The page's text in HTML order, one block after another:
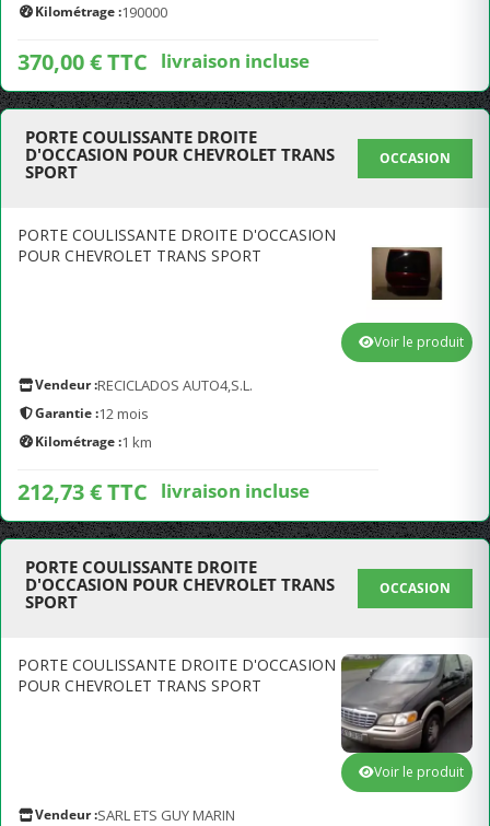
Kilométrage :190000
370,00 € TTC livraison incluse
PORTE COULISSANTE DROITE
D'OCCASION POUR CHEVROLET TRANS
SPORT
OCCASION
PORTE COULISSANTE DROITE D'OCCASION
POUR CHEVROLET TRANS SPORT
Vendeur :RECICLADOS AUTO4,S.L.
Garantie :12 mois
Kilométrage :1 km
212,73 € TTC livraison incluse
Voir le produit
PORTE COULISSANTE DROITE
D'OCCASION POUR CHEVROLET TRANS
SPORT
OCCASION
PORTE COULISSANTE DROITE D'OCCASION
POUR CHEVROLET TRANS SPORT
Vendeur :SARL ETS GUY MARIN
Voir le produit